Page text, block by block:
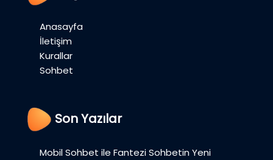
Anasayfa
İletişim
Kurallar
Sohbet
Son Yazılar
Mobil Sohbet ile Fantezi Sohbetin Yeni